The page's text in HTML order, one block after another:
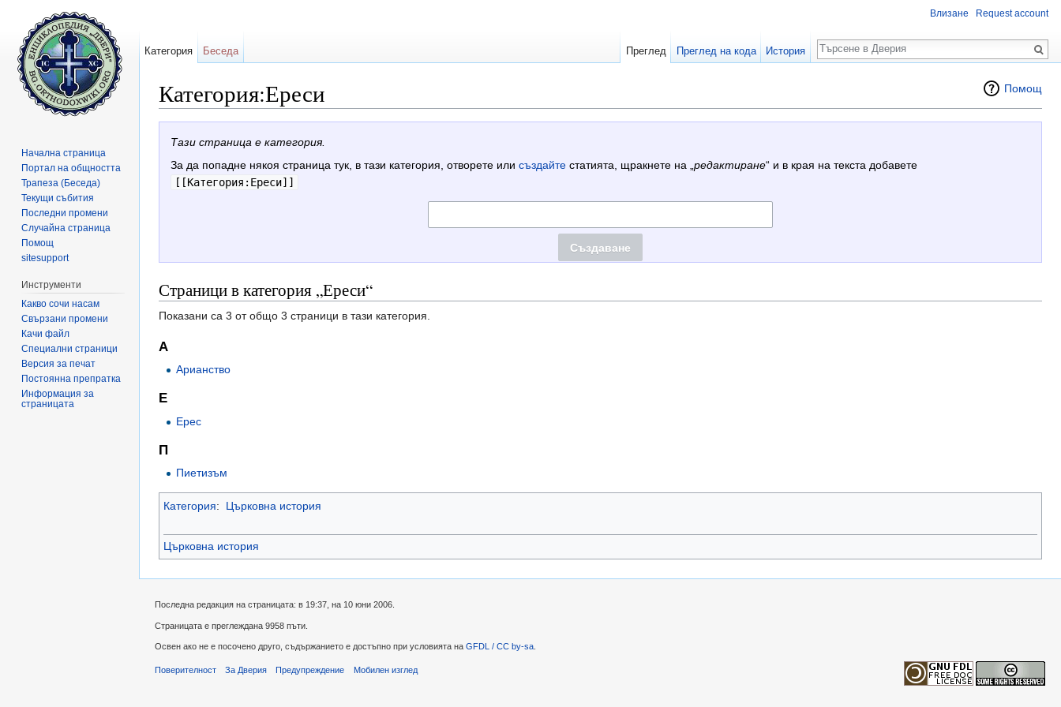
Помощ
Категория:Ереси
Тази страница е категория.
За да попадне някоя страница тук, в тази категория, отворете или създайтестатията, щракнете на „ редактиране“ и в края на текста добавете
[[Категория:Ереси]]
Страници в категория „Ереси“
Показани са 3 от общо 3 страници в тази категория.
А
Арианство
Е
Ерес
П
Пиетизъм
Категория: Църковна история
Църковна история
Влизане Request account
Категория Беседа Преглед Преглед на кода История
Търсене
Начална страница
Портал на общността
Трапеза (Беседа)
Текущи събития
Последни промени
Случайна страница
Помощ
sitesupport
Инструменти
Какво сочи насам
Свързани промени
Качи файл
Специални страници
Версия за печат
Постоянна препратка
Информация за
страницата
Последна редакция на страницата: в 19:37, на 10 юни 2006.
Страницата е преглеждана 9958 пъти.
Освен ако не е посочено друго, съдържанието е достъпно при условията на GFDL / CC by-sa
Поверителност За Дверия Предупреждение Мобилен изглед